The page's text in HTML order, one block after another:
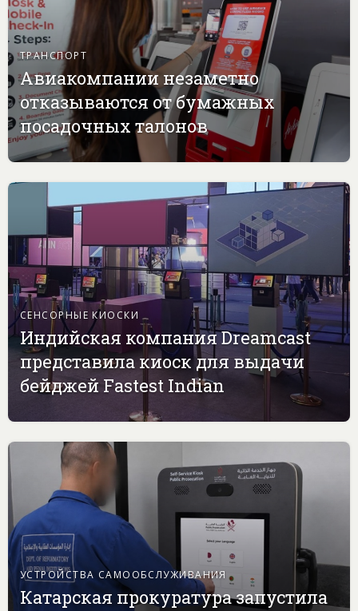
ТРАНСПОРТ
Авиакомпании незаметно
отказываются от бумажных
посадочных талонов
СЕНСОРНЫЕ КИОСКИ
Индийская компания Dreamcast
представила киоск для выдачи
бейджей Fastest Indian
УСТРОЙСТВА САМООБСЛУЖИВАНИЯ
Катарская прокуратура запустила